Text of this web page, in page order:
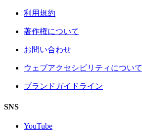
利用規約
著作権について
お問い合わせ
ウェブアクセシビリティについて
ブランドガイドライン
SNS
YouTube